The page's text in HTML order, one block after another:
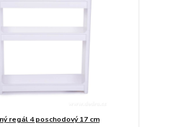
regál 4 poschodový 17 cm